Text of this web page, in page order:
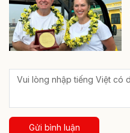
Gửi bình luận